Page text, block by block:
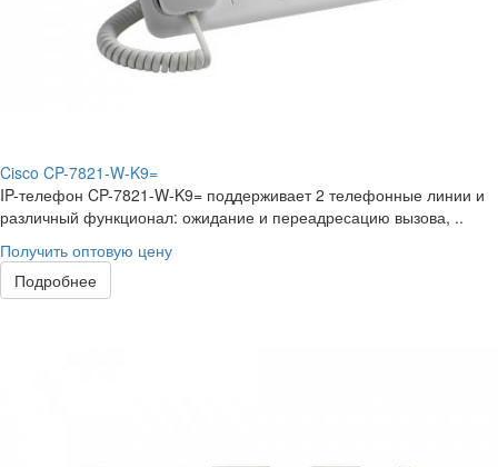
Cisco CP-7821-W-K9=
IP-телефон CP-7821-W-K9= поддерживает 2 телефонные линии и
различный функционал: ожидание и переадресацию вызова, ..
Получить оптовую цену
Подробнее